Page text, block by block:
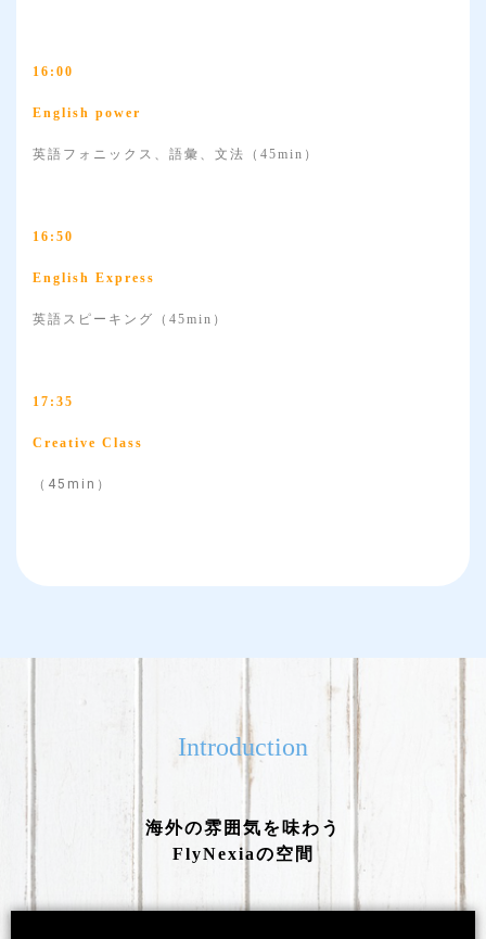
16:00
English power
英語フォニックス、語彙、文法（45min）
16:50
English Express
英語スピーキング（45min）
17:35
Creative Class
（45min）
Introduction
海外の雰囲気を味わう
FlyNexiaの空間